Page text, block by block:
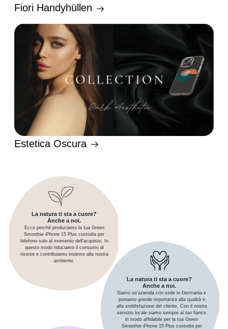
Fiori Handyhüllen
Estetica Oscura
La natura ti sta a cuore?
Anche a noi.
Ecco perché produciamo la tua Green
Smoothie iPhone 15 Plus custodia per
telefono solo al momento dell'acquisto. In
questo modo riduciamo il consumo di
risorse e contribuiamo insieme alla nostra
ambiente.
La natura ti sta a cuore?
Anche a noi.
Siamo un'azienda con sede in Germania e
poniamo grande importanza alla qualità e
alla soddisfazione del cliente. Con il nostro
servizio locale siamo sempre al tuo fianco
in modo affidabile per la tua Green
Smoothie iPhone 15 Plus custodia per